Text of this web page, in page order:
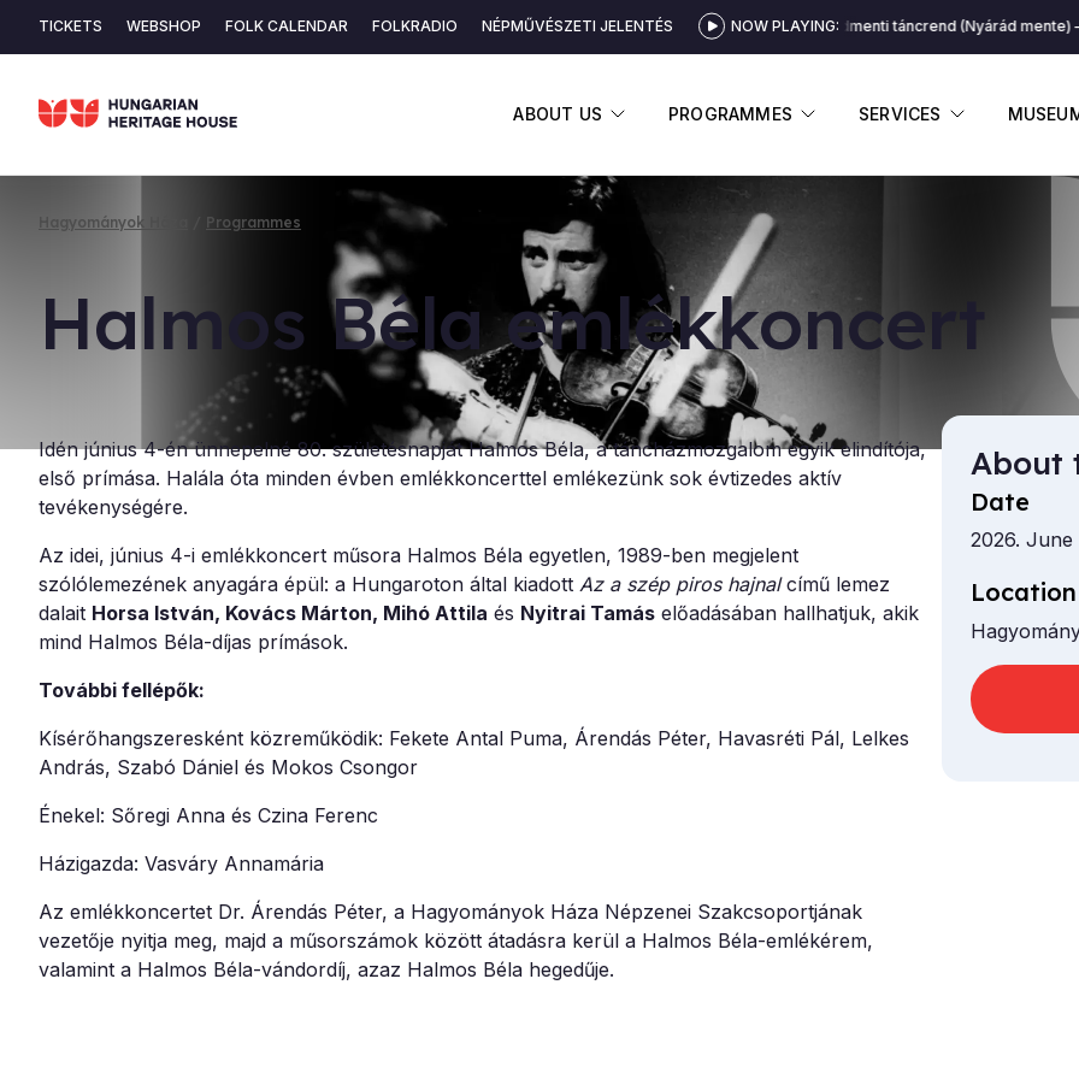
main
ABOUT US DISPLAY SUBMENU
PROGRAMMES DISPLAY SUBMENU
SERVICES DISPLAY
Secondary
TICKETS WEBSHOP FOLK CALENDAR FOLKRADIO NÉPMŰVÉSZETI JELENTÉS NOW PLAYING:Nyárádmenti táncrend (Nyárád mente)
Hagyományok Háza Programmes
Hal­mos Béla em­lékkon­cert
Idén június 4-én ünnepelné 80. születésnapját Halmos Béla, a táncházmozgalom egyik elindítója,
első prímása. Halála óta minden évben emlékkoncerttel emlékezünk sok évtizedes aktív
tevékenységére.
Az idei, június 4-i emlékkoncert műsora Halmos Béla egyetlen, 1989-ben megjelent
szólólemezének anyagára épül: a Hungaroton által kiadott Az a szép piros hajnalcímű lemez
dalait Horsa István, Kovács Márton, Mihó Attila és Nyitrai Tamás előadásában hallhatjuk, akik
mind Halmos Béla-díjas prímások.
További fellépők:
Kísérőhangszeresként közreműködik: Fekete Antal Puma, Árendás Péter, Havasréti Pál, Lelkes
András, Szabó Dániel és Mokos Csongor
Énekel: Sőregi Anna és Czina Ferenc
Házigazda: Vasváry Annamária
Az emlékkoncertet Dr. Árendás Péter, a Hagyományok Háza Népzenei Szakcsoportjának
vezetője nyitja meg, majd a műsorszámok között átadásra kerül a Halmos Béla-emlékérem,
valamint a Halmos Béla-vándordíj, azaz Halmos Béla hegedűje.
About
Date
2026. June
Location